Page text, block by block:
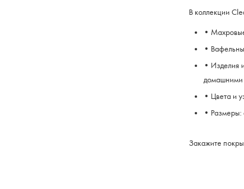
В коллекции
•
•
• Изделия
домашними
• Цвета и
• Размеры:
Закажите